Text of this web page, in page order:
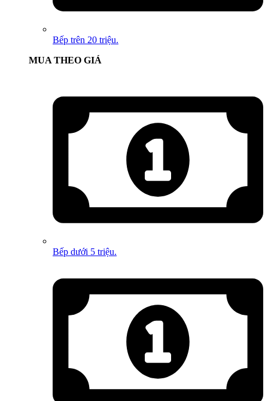
Bếp trên 20 triệu.
MUA THEO GIÁ
Bếp dưới 5 triệu.